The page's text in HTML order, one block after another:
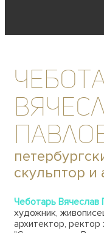
скульптор и
Чеботарь Вячеслав
художник,
архитектор,